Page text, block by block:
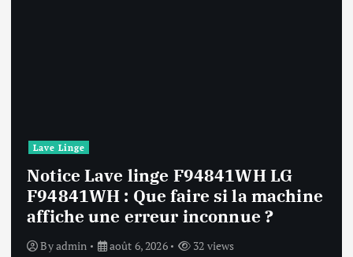
Lave Linge
Notice Lave linge F94841WH LG
F94841WH : Que faire si la machine
affiche une erreur inconnue ?
Byadmin août 6, 2026 32 views